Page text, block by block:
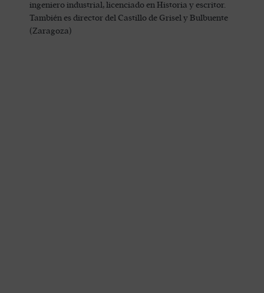
ingeniero industrial, licenciado en Historia y escritor.
También es director del Castillo de Grisel y Bulbuente
(Zaragoza)